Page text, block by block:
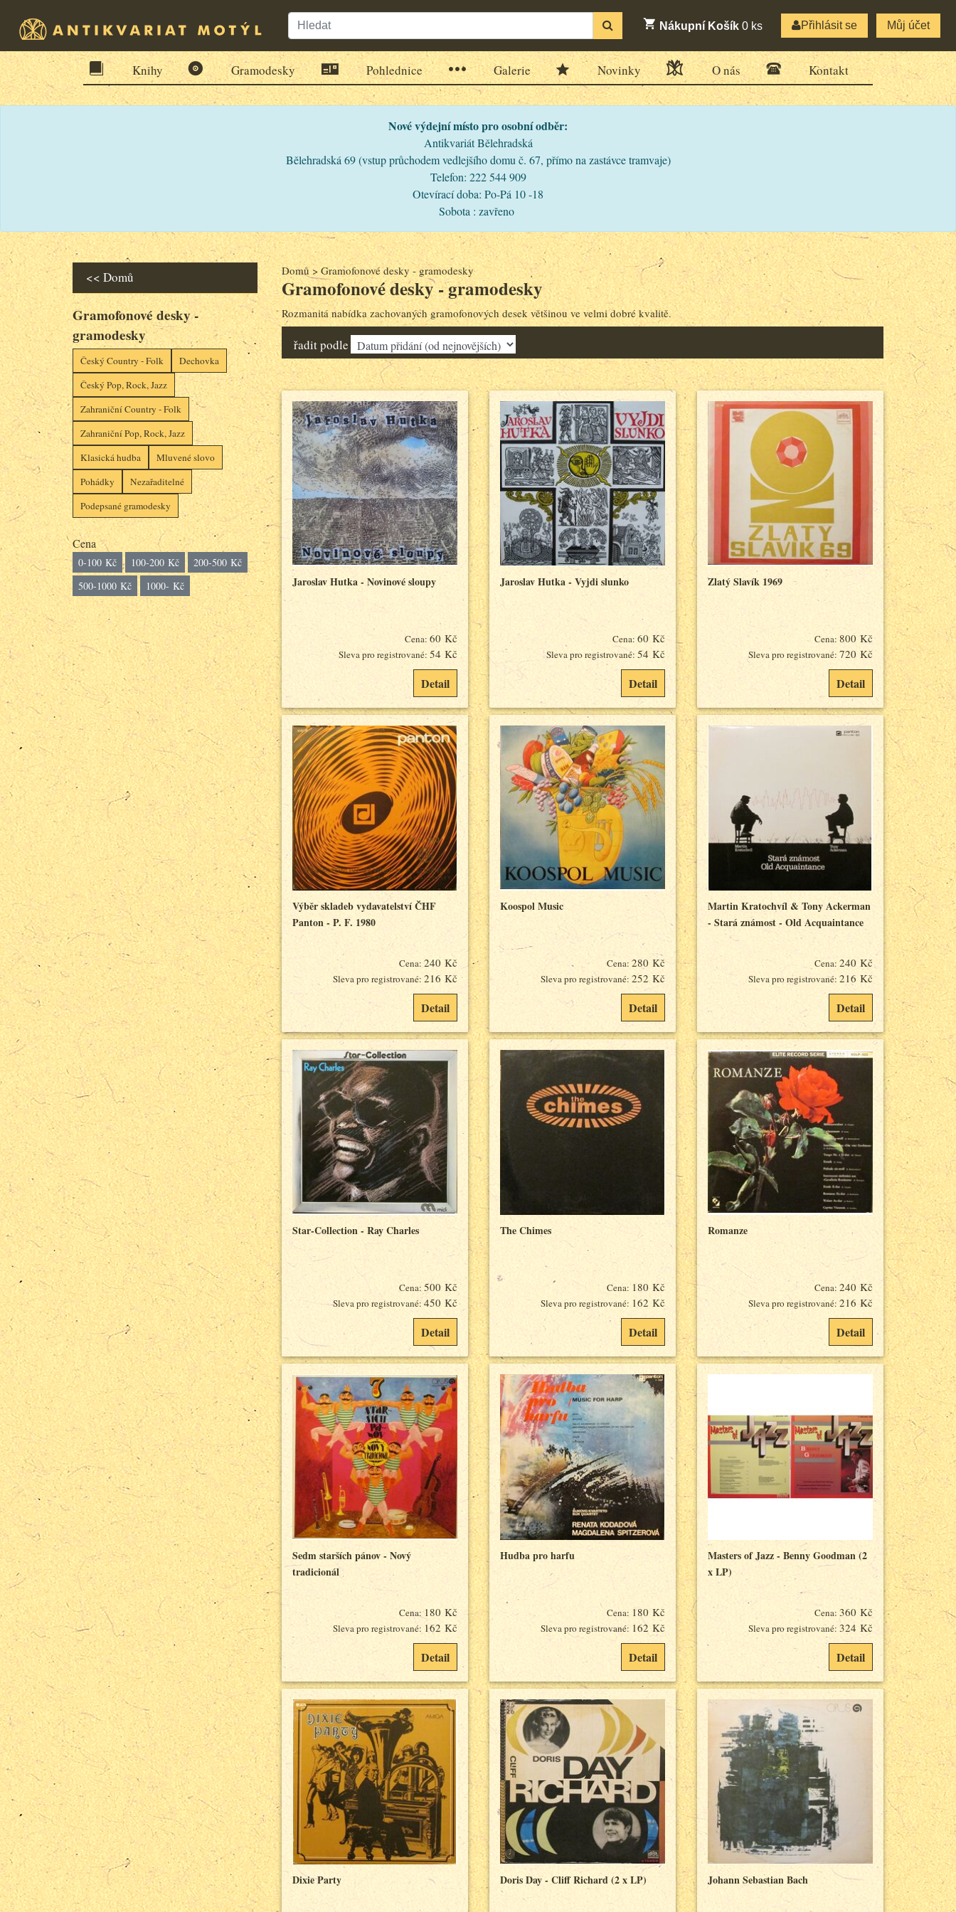
Nákupní Košík 0 ks Přihlásit se Můj účet
Knihy Gramodesky Pohlednice Galerie Novinky O nás Kontakt
Nové výdejní místo pro osobní odběr:
Antikvariát Bělehradská
Bělehradská 69 (vstup průchodem vedlejšího domu č. 67, přímo na zastávce tramvaje)
Telefon: 222 544 909
Otevírací doba: Po-Pá 10 -18
Sobota : zavřeno
<< Domů
Gramofonové desky -
gramodesky
Český Country - Folk
Dechovka
Český Pop, Rock, Jazz
Zahraniční Country - Folk
Zahraniční Pop, Rock, Jazz
Klasická hudba
Mluvené slovo
Pohádky
Nezařaditelné
Podepsané gramodesky
Cena
0-100 Kč 100-200 Kč
200-500 Kč
500-1000 Kč
1000- Kč
Domů >Gramofonové desky - gramodesky
Gramofonové desky - gramodesky
Rozmanitá nabídka zachovaných gramofonových desek většinou ve velmi dobré kvalitě.
řadit podle
Jaroslav Hutka - Novinové sloupy
Cena: 60 Kč
Sleva pro registrované: 54 Kč
Detail
Jaroslav Hutka - Vyjdi slunko
Cena: 60 Kč
Sleva pro registrované: 54 Kč
Detail
Zlatý Slavík 1969
Cena: 800 Kč
Sleva pro registrované: 720 Kč
Detail
Výběr skladeb vydavatelství ČHF
Panton - P. F. 1980
Cena: 240 Kč
Sleva pro registrované: 216 Kč
Detail
Koospol Music
Cena: 280 Kč
Sleva pro registrované: 252 Kč
Detail
Martin Kratochvíl & Tony Ackerman
- Stará známost - Old Acquaintance
Cena: 240 Kč
Sleva pro registrované: 216 Kč
Detail
Star-Collection - Ray Charles
Cena: 500 Kč
Sleva pro registrované: 450 Kč
Detail
The Chimes
Cena: 180 Kč
Sleva pro registrované: 162 Kč
Detail
Romanze
Cena: 240 Kč
Sleva pro registrované: 216 Kč
Detail
Sedm starších pánov - Nový
tradicionál
Cena:180 Kč
Sleva pro registrované: 162 Kč
Detail
Hudba pro harfu
Cena: 180 Kč
Sleva pro registrované: 162 Kč
Detail
Masters of Jazz - Benny Goodman (2
x LP)
Cena: 360 Kč
Sleva pro registrované: 324 Kč
Detail
Dixie Party Doris Day - Cliff Richard (2 x LP) Johann Sebastian Bach